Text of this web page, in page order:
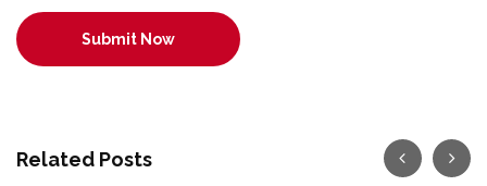
Submit Now
Related Posts